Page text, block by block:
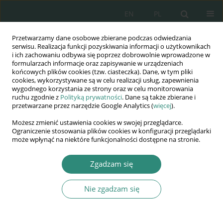
Przetwarzamy dane osobowe zbierane podczas odwiedzania
serwisu. Realizacja funkcji pozyskiwania informacji o użytkownikach
i ich zachowaniu odbywa się poprzez dobrowolnie wprowadzone w
formularzach informacje oraz zapisywanie w urządzeniach
końcowych plików cookies (tzw. ciasteczka). Dane, w tym pliki
cookies, wykorzystywane są w celu realizacji usług, zapewnienia
wygodnego korzystania ze strony oraz w celu monitorowania
ruchu zgodnie z Polityką prywatności. Dane są także zbierane i
przetwarzane przez narzędzie Google Analytics (więcej).
Możesz zmienić ustawienia cookies w swojej przeglądarce.
Ograniczenie stosowania plików cookies w konfiguracji przeglądarki
może wpłynąć na niektóre funkcjonalności dostępne na stronie.
Zgadzam się
Nie zgadzam się
PL
EN
Wydawnictwo
AWSGE
Akademia Nauk Stosowanych
WSGE
im. Alcide De Gasperi
Petr Kocina
Ethical issues of discrimination based on sexual